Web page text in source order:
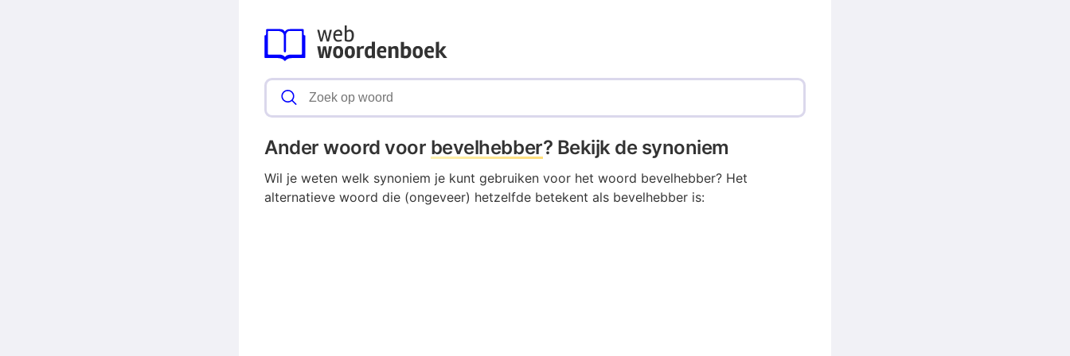
Ander woord voor bevelhebber? Bekijk de synoniem
Wil je weten welk synoniem je kunt gebruiken voor het woord bevelhebber? Het
alternatieve woord die (ongeveer) hetzelfde betekent als bevelhebber is: